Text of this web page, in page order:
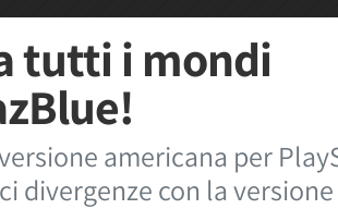
tutti i mondi
americana per
divergenze con la